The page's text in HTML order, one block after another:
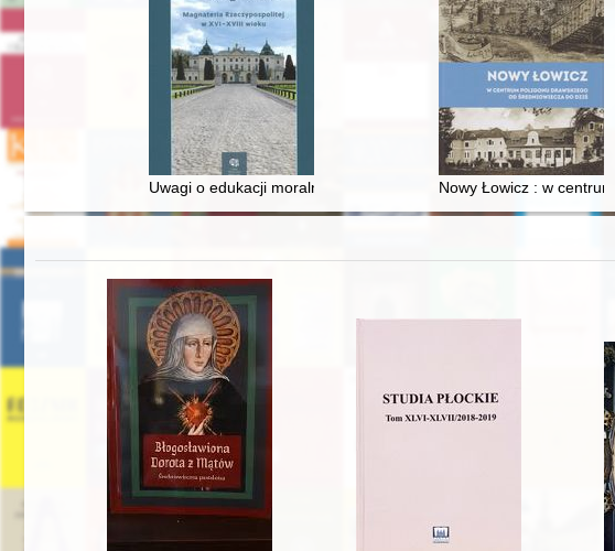
Uwagi o edukacji moralnej synów szlacheckich w XVI-wiecznej
Nowy Łowicz : w